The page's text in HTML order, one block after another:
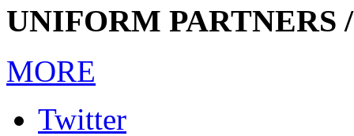
UNIFORM PARTNERS
MORE
Twitter